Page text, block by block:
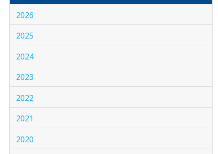
2026
2025
2024
2023
2022
2021
2020